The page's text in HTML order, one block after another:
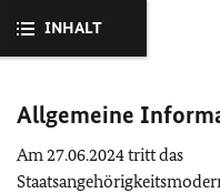
INHALT
Allgemeine
Am 27.06.2024 tritt das